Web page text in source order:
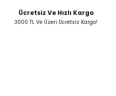
Ücretsiz Ve Hızlı Kargo
3000 TL Ve Üzeri Ücretsiz Kargo!